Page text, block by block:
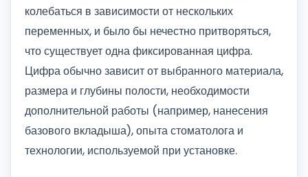
колебаться в зависимости от нескольких
переменных, и было бы нечестно притворяться,
что существует одна фиксированная цифра.
Цифра обычно зависит от выбранного материала,
размера и глубины полости, необходимости
дополнительной работы (например, нанесения
базового вкладыша), опыта стоматолога и
технологии, используемой при установке.